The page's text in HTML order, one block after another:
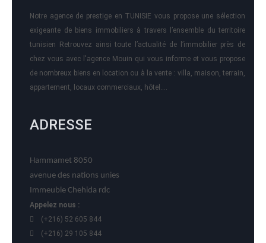
Notre agence de prestige en TUNISIE vous propose une sélection
exigeante de biens immobiliers à travers l’ensemble du territoire
tunisien Retrouvez ainsi toute l’actualité de l’immobilier près de
chez vous avec l'agence Mouin qui vous informe et vous propose
de nombreux biens en location ou à la vente : villa, maison, terrain,
appartement, locaux commerciaux, hôtel….
ADRESSE
Hammamet 8050
avenue des nations unies
Immeuble Chehida rdc
Appelez nous :
(+216) 52 605 844
(+216) 29 105 844